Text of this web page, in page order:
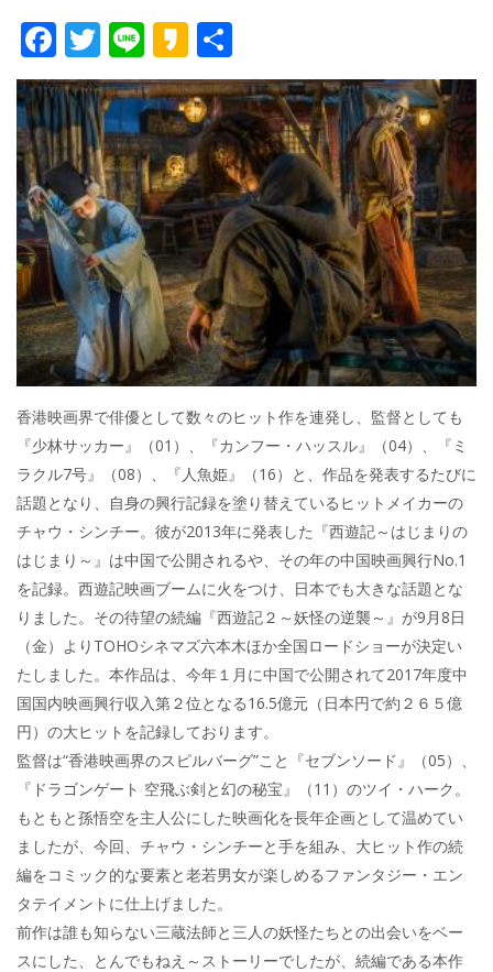
F
ac
e
b
o
o
k
T
w
itt
er
Li
n
e
K
a
k
a
o
有
香港映画界で俳優として数々のヒット作を連発し、監督としても
『少林サッカー』（01）、『カンフー・ハッスル』（04）、『ミ
ラクル7号』（08）、『人魚姫』（16）と、作品を発表するたびに
話題となり、自身の興行記録を塗り替えているヒットメイカーの
チャウ・シンチー。彼が2013年に発表した『西遊記～はじまりの
はじまり～』は中国で公開されるや、その年の中国映画興行No.1
を記録。西遊記映画ブームに火をつけ、日本でも大きな話題とな
りました。その待望の続編『西遊記２～妖怪の逆襲～』が9月8日
（金）よりTOHOシネマズ六本木ほか全国ロードショーが決定い
たしました。本作品は、今年１月に中国で公開されて2017年度中
国国内映画興行収入第２位となる16.5億元（日本円で約２６５億
円）の大ヒットを記録しております。
監督は“香港映画界のスピルバーグ”こと『セブンソード』（05）、
『ドラゴンゲート 空飛ぶ剣と幻の秘宝』（11）のツイ・ハーク。
もともと孫悟空を主人公にした映画化を長年企画として温めてい
ましたが、今回、チャウ・シンチーと手を組み、大ヒット作の続
編をコミック的な要素と老若男女が楽しめるファンタジー・エン
タテイメントに仕上げました。
前作は誰も知らない三蔵法師と三人の妖怪たちとの出会いをベー
スにした、とんでもねえ～ストーリーでしたが、続編である本作